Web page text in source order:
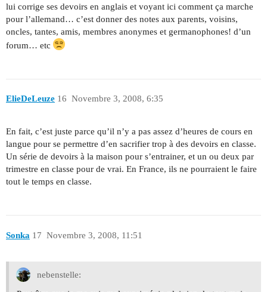
lui corrige ses devoirs en anglais et voyant ici comment ça marche
pour l’allemand… c’est donner des notes aux parents, voisins,
oncles, tantes, amis, membres anonymes et germanophones! d’un
forum… etc
ElieDeLeuze Novembre 3, 2008, 6:35
16
En fait, c’est juste parce qu’il n’y a pas assez d’heures de cours en
langue pour se permettre d’en sacrifier trop à des devoirs en classe.
Un série de devoirs à la maison pour s’entrainer, et un ou deux par
trimestre en classe pour de vrai. En France, ils ne pourraient le faire
tout le temps en classe.
Sonka Novembre 3, 2008, 11:51
17
nebenstelle: